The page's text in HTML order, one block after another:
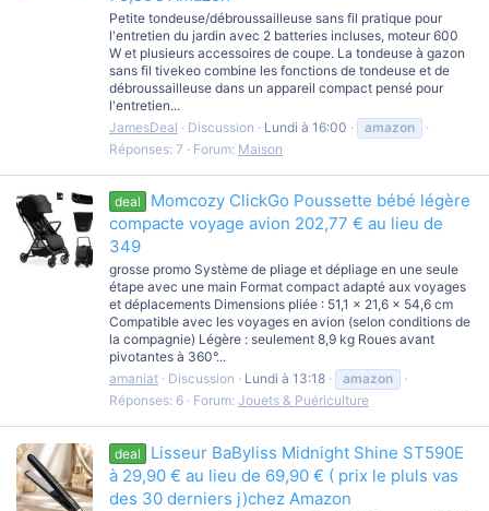
Petite tondeuse/débroussailleuse sans fil pratique pour
l'entretien du jardin avec 2 batteries incluses, moteur 600
W et plusieurs accessoires de coupe. La tondeuse à gazon
sans fil tivekeo combine les fonctions de tondeuse et de
débroussailleuse dans un appareil compact pensé pour
l'entretien...
JamesDeal
Discussion Lundi à 16:00
amazon
Réponses: 7
Forum: Maison
deal
Momcozy ClickGo Poussette bébé légère
compacte voyage avion 202,77 € au lieu de
349
grosse promo Système de pliage et dépliage en une seule
étape avec une main Format compact adapté aux voyages
et déplacements Dimensions pliée : 51,1 x 21,6 x 54,6 cm
Compatible avec les voyages en avion (selon conditions de
la compagnie) Légère : seulement 8,9 kg Roues avant
pivotantes à 360°...
amaniat
Discussion Lundi à 13:18
amazon
Réponses: 6
Forum: Jouets & Puériculture
deal
Lisseur BaByliss Midnight Shine ST590E
à 29,90 € au lieu de 69,90 € ( prix le pluls vas
des 30 derniers j)chez Amazon